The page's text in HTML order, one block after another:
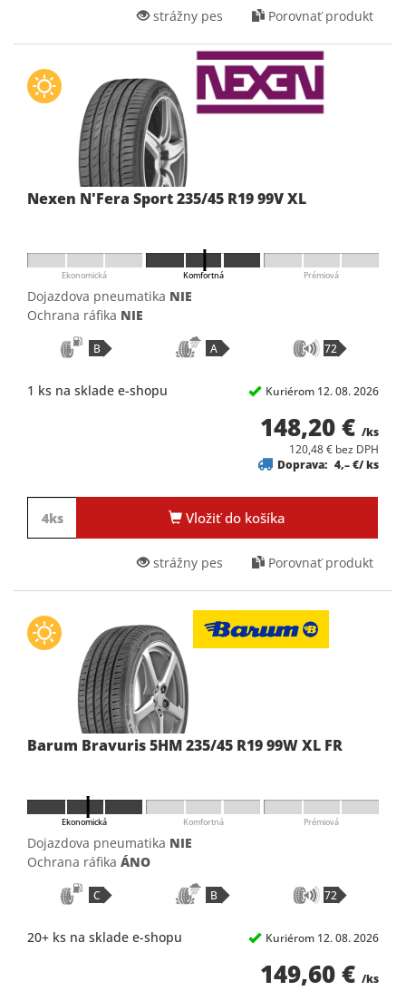
strážny pes Porovnať produkt
Nexen N'Fera Sport 235/45 R19 99V XL
Ekonomická Komfortná Prémiová
Dojazdova pneumatika NIE
Ochrana ráfika NIE
B A 72
1 ks na sklade e-shopu Kuriérom 12. 08. 2026
Vložiť do košíka
148,20 € /ks
120,48 € bez DPH
Doprava: 4,– €/ ks
strážny pes Porovnať produkt
Barum Bravuris 5HM 235/45 R19 99W XL FR
Ekonomická Komfortná Prémiová
Dojazdova pneumatika NIE
Ochrana ráfika ÁNO
C B 72
20+ ks na sklade e-shopu Kuriérom 12. 08. 2026
149,60 € /ks